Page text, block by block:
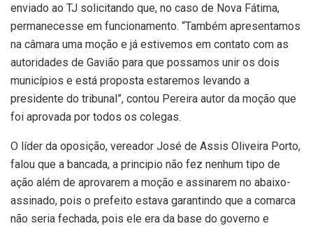
enviado ao TJ solicitando que, no caso de Nova Fátima,
permanecesse em funcionamento. “Também apresentamos
na câmara uma moção e já estivemos em contato com as
autoridades de Gavião para que possamos unir os dois
municípios e está proposta estaremos levando a
presidente do tribunal”, contou Pereira autor da moção que
foi aprovada por todos os colegas.
O líder da oposição, vereador José de Assis Oliveira Porto,
falou que a bancada, a principio não fez nenhum tipo de
ação além de aprovarem a moção e assinarem no abaixo-
assinado, pois o prefeito estava garantindo que a comarca
não seria fechada, pois ele era da base do governo e